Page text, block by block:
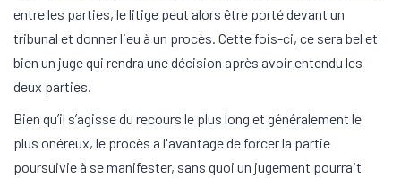
entre les parties, le litige peut alors être porté devant un
tribunal et donner lieu à un procès. Cette fois-ci, ce sera bel et
bien un juge qui rendra une décision après avoir entendu les
deux parties.
Bien qu’il s’agisse du recours le plus long et généralement le
plus onéreux, le procès a l'avantage de forcer la partie
poursuivie à se manifester, sans quoi un jugement pourrait